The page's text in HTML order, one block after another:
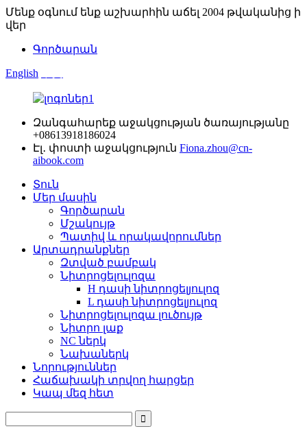
Մենք օգնում ենք աշխարհին աճել 2004 թվականից ի
վեր
Գործարան
English
Զանգահարեք աջակցության ծառայությանը
+08613918186024
Էլ․ փոստի աջակցություն Fiona.zhou@cn-
aibook.com
Տուն
Մեր մասին
Գործարան
Մշակույթ
Պատիվ և որակավորումներ
Արտադրանքներ
Զտված բամբակ
Նիտրոցելուլոզա
H դասի նիտրոցելյուլոզ
L դասի նիտրոցելյուլոզ
Նիտրոցելուլոզա լուծույթ
Նիտրո լաք
NC ներկ
Նախաներկ
Նորություններ
Հաճախակի տրվող հարցեր
Կապ մեզ հետ